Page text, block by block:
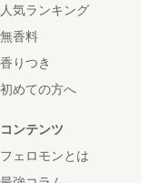
人気ランキング
無香料
香りつき
初めての方へ
コンテンツ
フェロモンとは